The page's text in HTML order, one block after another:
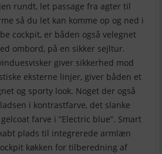
rundt, let passage fra agter til
så du let kan komme op og ned i
cockpit, er båden også velegnet
ombord, på en sikker sejltur.
giver sikkerhed mod
eksterne linjer, giver båden et
og sporty look. Noget der også
i kontrastfarve, det slanke
farve i ”Electric blue”. Smart
plads til integrerede armlæn
køkken for tilberedning af